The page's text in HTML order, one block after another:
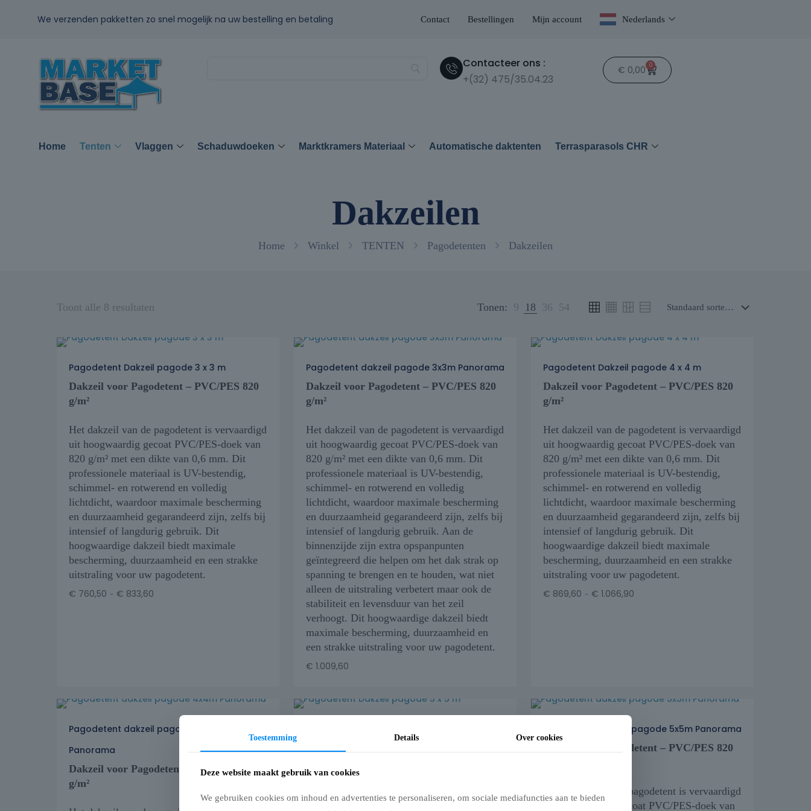
We verzenden pakketten zo snel mogelijk na uw bestelling en betaling Contact Bestellingen Mijn account Nederlands
Contacteer ons :
+(32) 475/35.04.23
€ 0,00 0
Home Tenten Vlaggen Schaduwdoeken Marktkramers Materiaal Automatische daktenten Terrasparasols CHR
Dakzeilen
Home Winkel TENTEN Pagodetenten Dakzeilen
Toont alle 8 resultaten Tonen: 9 18 36 54
Pagodetent Dakzeil pagode 3 x 3 m
Dakzeil voor Pagodetent – PVC/PES 820
g/m²
Het dakzeil van de pagodetent is vervaardigd
uit hoogwaardig gecoat PVC/PES-doek van
820 g/m² met een dikte van 0,6 mm. Dit
professionele materiaal is UV-bestendig,
schimmel- en rotwerend en volledig
lichtdicht, waardoor maximale bescherming
en duurzaamheid gegarandeerd zijn, zelfs bij
intensief of langdurig gebruik. Dit
hoogwaardige dakzeil biedt maximale
bescherming, duurzaamheid en een strakke
uitstraling voor uw pagodetent.
€ 760,50 - € 833,60
Pagodetent dakzeil pagode 3x3m Panorama
Dakzeil voor Pagodetent – PVC/PES 820
g/m²
Het dakzeil van de pagodetent is vervaardigd
uit hoogwaardig gecoat PVC/PES-doek van
820 g/m² met een dikte van 0,6 mm. Dit
professionele materiaal is UV-bestendig,
schimmel- en rotwerend en volledig
lichtdicht, waardoor maximale bescherming
en duurzaamheid gegarandeerd zijn, zelfs bij
intensief of langdurig gebruik. Aan de
binnenzijde zijn extra opspanpunten
geïntegreerd die helpen om het dak strak op
spanning te brengen en te houden, wat niet
alleen de uitstraling verbetert maar ook de
stabiliteit en levensduur van het zeil
verhoogt. Dit hoogwaardige dakzeil biedt
maximale bescherming, duurzaamheid en
een strakke uitstraling voor uw pagodetent.
€ 1.009,60
Pagodetent Dakzeil pagode 4 x 4 m
Dakzeil voor Pagodetent – PVC/PES 820
g/m²
Het dakzeil van de pagodetent is vervaardigd
uit hoogwaardig gecoat PVC/PES-doek van
820 g/m² met een dikte van 0,6 mm. Dit
professionele materiaal is UV-bestendig,
schimmel- en rotwerend en volledig
lichtdicht, waardoor maximale bescherming
en duurzaamheid gegarandeerd zijn, zelfs bij
intensief of langdurig gebruik. Dit
hoogwaardige dakzeil biedt maximale
bescherming, duurzaamheid en een strakke
uitstraling voor uw pagodetent.
€ 869,60 - € 1.066,90
Pagodetent dakzeil pagode 4x4m
Panorama
Dakzeil voor Pagodetent – PVC/PES 820
g/m²
Dakzeil voor Pagodetent – PVC/PES 820
uit hoogwaardig gecoat PVC/PES-doek van
Pagodetent dakzeil pagode 5x5m Panorama
Dakzeil voor Pagodetent – PVC/PES 820
Het dakzeil van de pagodetent is vervaardigd
uit hoogwaardig gecoat PVC/PES-doek van
Toestemming Details Over cookies
Deze website maakt gebruik van cookies
We gebruiken cookies om inhoud en advertenties te personaliseren, om sociale mediafuncties aan te bieden